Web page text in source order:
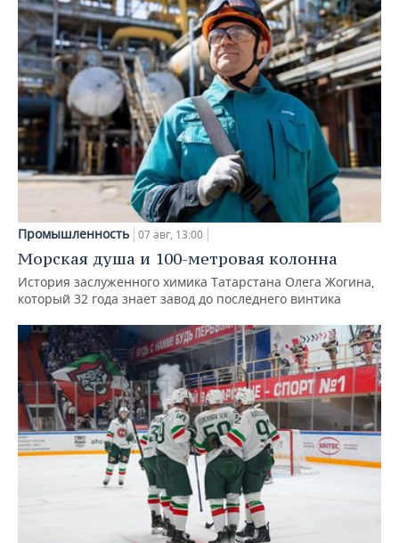
Промышленность 07 авг, 13:00
Морская душа и 100-метровая колонна
История заслуженного химика Татарстана Олега Жогина,
который 32 года знает завод до последнего винтика